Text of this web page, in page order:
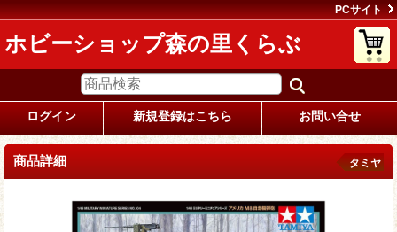
PCサイト
ホビーショップ森の里くらぶ
ログイン 新規登録はこちら お問い合せ
商品詳細 タミヤ